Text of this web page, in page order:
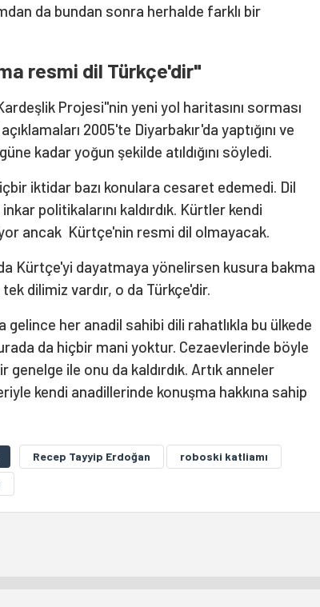
da bundan sonra herhalde farklı bir
resmi dil Türkçe'dir"
Projesi"nin yeni yol haritasını sorması
2005'te Diyarbakır'da yaptığını ve
kadar yoğun şekilde atıldığını söyledi.
iktidar bazı konulara cesaret edemedi. Dil
politikalarını kaldırdık. Kürtler kendi
ancak Kürtçe'nin resmi dil olmayacak.
Kürtçe'yi dayatmaya yönelirsen kusura bakma
dilimiz vardır, o da Türkçe'dir.
gelince her anadil sahibi dili rahatlıkla bu ülkede
da hiçbir mani yoktur. Cezaevlerinde böyle
genelge ile onu da kaldırdık. Artık anneler
kendi anadillerinde konuşma hakkına sahip
Recep Tayyip Erdoğan
roboski katliamı